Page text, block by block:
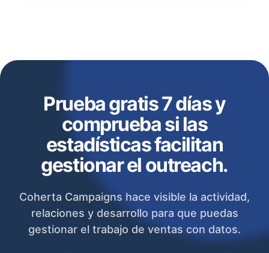
Prueba gratis 7 días y
comprueba si las
estadísticas facilitan
gestionar el outreach.
Coherta Campaigns hace visible la actividad,
relaciones y desarrollo para que puedas
gestionar el trabajo de ventas con datos.